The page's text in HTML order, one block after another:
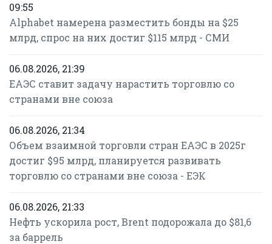
09:55
Alphabet намерена разместить бонды на $25
млрд, спрос на них достиг $115 млрд - СМИ
06.08.2026, 21:39
ЕАЭС ставит задачу нарастить торговлю со
странами вне союза
06.08.2026, 21:34
Объем взаимной торговли стран ЕАЭС в 2025г
достиг $95 млрд, планируется развивать
торговлю со странами вне союза - ЕЭК
06.08.2026, 21:33
Нефть ускорила рост, Brent подорожала до $81,6
за баррель